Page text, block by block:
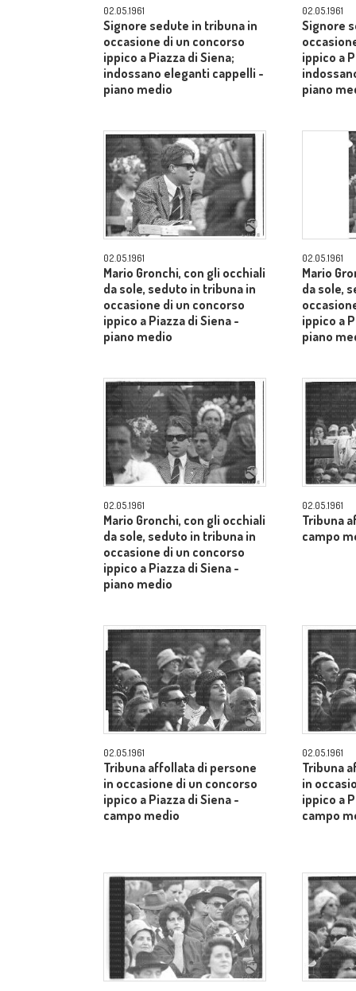
02.05.1961
Signore sedute in tribuna in
occasione di un concorso
ippico a Piazza di Siena;
indossano eleganti cappelli -
piano medio
02.05.1961
Signore
ippico a
piano
02.05.1961
Mario Gronchi, con gli occhiali
da sole, seduto in tribuna in
occasione di un concorso
ippico a Piazza di Siena -
piano medio
02.05.1961
Mario
da sole,
ippico a
piano
02.05.1961
Mario Gronchi, con gli occhiali
da sole, seduto in tribuna in
occasione di un concorso
ippico a Piazza di Siena -
piano medio
02.05.1961
Tribuna
campo
02.05.1961
Tribuna affollata di persone
in occasione di un concorso
ippico a Piazza di Siena -
campo medio
02.05.1961
Tribuna
in
ippico a
campo